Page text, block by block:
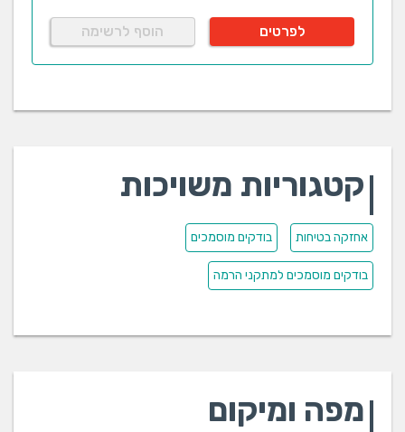
לפרטים הוסף לרשימה
קטגוריות משויכות
אחזקה בטיחות בודקים מוסמכים
בודקים מוסמכים למתקני הרמה
מפה ומיקום